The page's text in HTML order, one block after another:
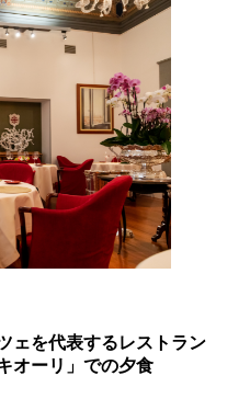
ェを代表するレストラン
オーリ」での夕食